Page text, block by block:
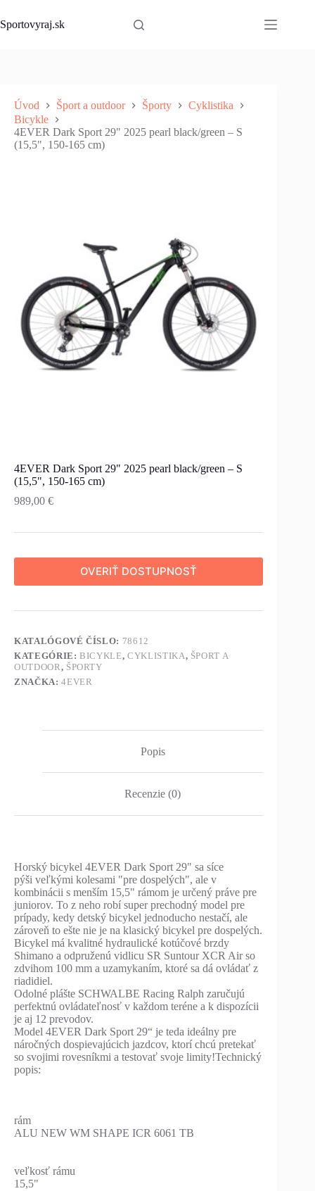
to
content
Sportovyraj.sk
Úvod Šport a outdoor Športy
Cyklistika
Bicykle
4EVER Dark Sport 29" 2025 pearl black/green – S
(15,5", 150-165 cm)
4EVER Dark Sport 29" 2025 pearl black/green – S
(15,5", 150-165 cm)
989,00 €
OVERIŤ DOSTUPNOSŤ
KATALÓGOVÉ ČÍSLO: 78612
KATEGÓRIE:BICYKLE,CYKLISTIKA, ŠPORT A
OUTDOOR , ŠPORTY
ZNAČKA:4EVER
Popis
Recenzie (0)
Horský bicykel 4EVER Dark Sport 29" sa síce
pýši veľkými kolesami "pre dospelých", ale v
kombinácii s menším 15,5" rámom je určený práve pre
juniorov. To z neho robí super prechodný model pre
prípady, kedy detský bicykel jednoducho nestačí, ale
zároveň to ešte nie je na klasický bicykel pre dospelých.
Bicykel má kvalitné hydraulické kotúčové brzdy
Shimano a odpruženú vidlicu SR Suntour XCR Air so
zdvihom 100 mm a uzamykaním, ktoré sa dá ovládať z
riadidiel.
Odolné plášte SCHWALBE Racing Ralph zaručujú
perfektnú ovládateľnosť v každom teréne a k dispozícii
je aj 12 prevodov.
Model 4EVER Dark Sport 29“ je teda ideálny pre
náročných dospievajúcich jazdcov, ktorí chcú pretekať
so svojimi rovesníkmi a testovať svoje limity!Technický
popis:
rám
ALU NEW WM SHAPE ICR 6061 TB
veľkosť rámu
15,5"